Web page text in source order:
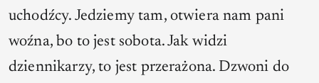
uchodźcy. Jedziemy tam, otwiera nam pani
woźna, bo to jest sobota. Jak widzi
dziennikarzy, to jest przerażona. Dzwoni do